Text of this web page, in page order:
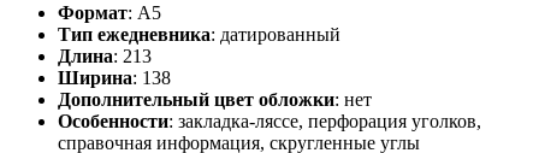
Формат: А5
Тип ежедневника: датированный
Длина: 213
Ширина: 138
Дополнительный цвет обложки: нет
Особенности: закладка-ляссе, перфорация уголков,
справочная информация, скругленные углы